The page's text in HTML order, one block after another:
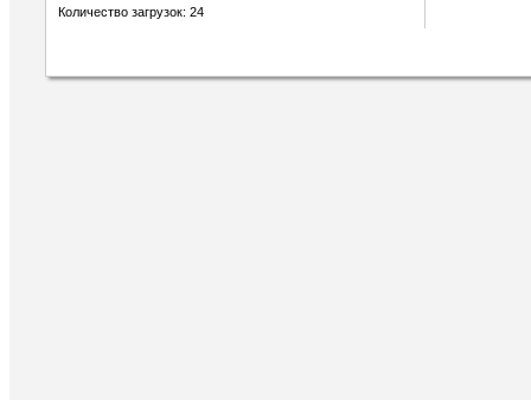
Количество загрузок: 24